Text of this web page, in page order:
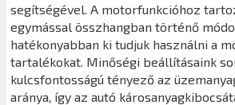
segítségével. A motorfunkcióhoz
egymással összhangban történő
hatékonyabban ki tudjuk használni a
tartalékokat. Minőségi beállításaink
kulcsfontosságú tényező az
aránya, így az autó